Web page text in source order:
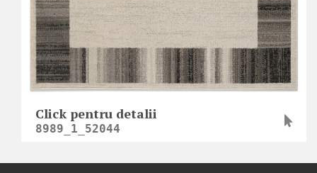
Click pentru detalii
8989_1_52044